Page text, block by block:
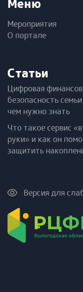
Меню
Мероприятия
О портале
Статьи
Цифровая
безопасность
чем нужно знать
Что такое сервис
руки» и как он
защитить
Версия для